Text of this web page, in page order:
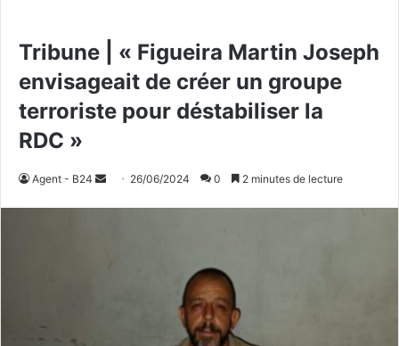
Tribune | « Figueira Martin Joseph
envisageait de créer un groupe
terroriste pour déstabiliser la
RDC »
Agent - B24 26/06/2024 0 2 minutes de lecture